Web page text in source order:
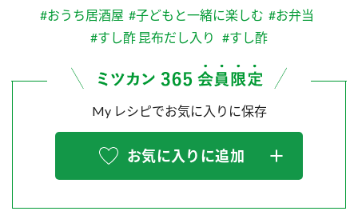
#おうち居酒屋 #子どもと一緒に楽しむ #お弁当
#すし酢 昆布だし入り
#すし酢
My レシピでお気に入りに保存
お気に入りに追加